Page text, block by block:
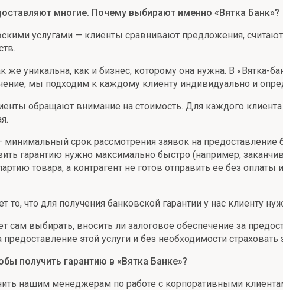
многие. Почему выбирают именно «Вятка Банк»?
услугами — клиенты сравнивают предложения,
же уникальна, как и бизнес, которому она нужна. В «Вятка-
мы подходим к каждому клиенту индивидуально и
обращают внимание на стоимость. Для каждого клиента
срок рассмотрения заявок на предоставление
гарантию нужно максимально быстро (например,
товара, а контрагент не готов отправить ее без оплаты
то, что для получения банковской гарантии у нас клиенту
выбирать, вносить ли залоговое обеспечение за
этой услуги и без необходимости страховать
получить гарантию в «Вятка Банке»?
нашим менеджерам по работе с корпоративными